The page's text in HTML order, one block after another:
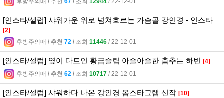
후방주의매 l 추천 67 l 조회 12944 l 22-12-01
[인스타/셀럽] 샤워가운 위로 넘쳐흐르는 가슴골 강인경 - 인스타
[2]
후방주의매 l 추천 72 l 조회 11446 l 22-12-01
[인스타/셀럽] 옆이 다트인 황금슬립 아슬아슬한 춤추는 하빈 [4]
후방주의매 l 추천 62 l 조회 10717 l 22-12-01
[인스타/셀럽] 샤워하다 나온 강인경 몸스타그램 신작 [10]